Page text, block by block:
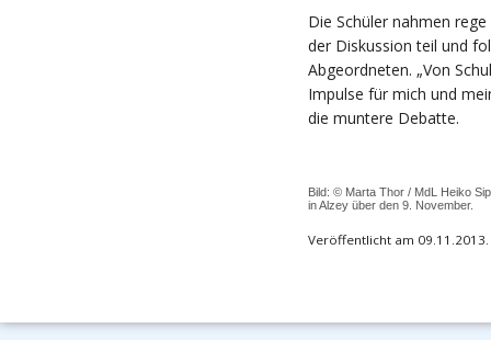
Die Schüler nahmen
der Diskussion teil und
Abgeordneten. „Von
Impulse für mich und
die muntere Debatte.
Bild: © Marta Thor / MdL Heiko
in Alzey über den 9. November.
Veröffentlicht am 09.11.2013.